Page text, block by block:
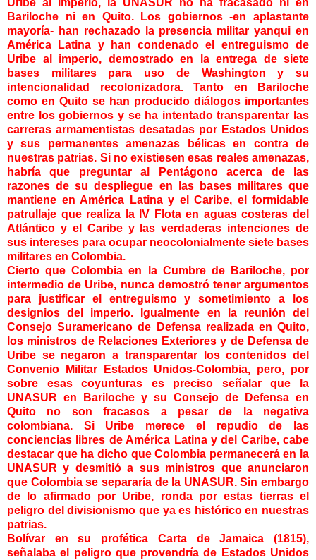
Uribe al imperio, la UNASUR no ha fracasado ni en
Bariloche ni en Quito. Los gobiernos -en aplastante
mayoría- han rechazado la presencia militar yanqui en
América Latina y han condenado el entreguismo de
Uribe al imperio, demostrado en la entrega de siete
bases militares para uso de Washington y su
intencionalidad recolonizadora. Tanto en Bariloche
como en Quito se han producido diálogos importantes
entre los gobiernos y se ha intentado transparentar las
carreras armamentistas desatadas por Estados Unidos
y sus permanentes amenazas bélicas en contra de
nuestras patrias. Si no existiesen esas reales amenazas,
habría que preguntar al Pentágono acerca de las
razones de su despliegue en las bases militares que
mantiene en América Latina y el Caribe, el formidable
patrullaje que realiza la IV Flota en aguas costeras del
Atlántico y el Caribe y las verdaderas intenciones de
sus intereses para ocupar neocolonialmente siete bases
militares en Colombia.
Cierto que Colombia en la Cumbre de Bariloche, por
intermedio de Uribe, nunca demostró tener argumentos
para justificar el entreguismo y sometimiento a los
designios del imperio. Igualmente en la reunión del
Consejo Suramericano de Defensa realizada en Quito,
los ministros de Relaciones Exteriores y de Defensa de
Uribe se negaron a transparentar los contenidos del
Convenio Militar Estados Unidos-Colombia, pero, por
sobre esas coyunturas es preciso señalar que la
UNASUR en Bariloche y su Consejo de Defensa en
Quito no son fracasos a pesar de la negativa
colombiana. Si Uribe merece el repudio de las
conciencias libres de América Latina y del Caribe, cabe
destacar que ha dicho que Colombia permanecerá en la
UNASUR y desmitió a sus ministros que anunciaron
que Colombia se separaría de la UNASUR. Sin embargo
de lo afirmado por Uribe, ronda por estas tierras el
peligro del divisionismo que ya es histórico en nuestras
patrias.
Bolívar en su profética Carta de Jamaica (1815),
señalaba el peligro que provendría de Estados Unidos